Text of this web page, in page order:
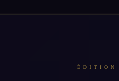
ÉDITION